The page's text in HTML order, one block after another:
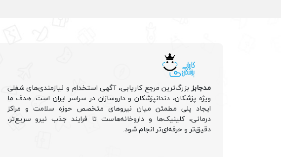
مدجابزبزرگ‌ترین مرجع کاریابی، آگهی استخدام و نیازمندی‌های شغلی
ویژه پزشکان، دندانپزشکان و داروسازان در سراسر ایران است. هدف ما
ایجاد پلی مطمئن میان نیروهای متخصص حوزه سلامت و مراکز
درمانی، کلینیک‌ها و داروخانه‌هاست تا فرایند جذب نیرو سریع‌تر،
دقیق‌تر و حرفه‌ای‌تر انجام شود.